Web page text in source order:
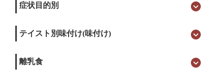
症状目的別
テイスト別味付け(味付け)
離乳食